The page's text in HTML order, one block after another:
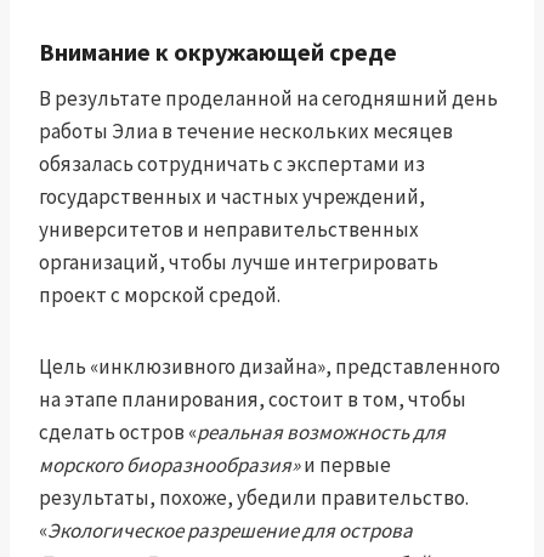
Внимание к окружающей среде
В результате проделанной на сегодняшний день
работы Элиа в течение нескольких месяцев
обязалась сотрудничать с экспертами из
государственных и частных учреждений,
университетов и неправительственных
организаций, чтобы лучше интегрировать
проект с морской средой.
Цель «инклюзивного дизайна», представленного
на этапе планирования, состоит в том, чтобы
сделать остров «реальная возможность для
морского биоразнообразия»и первые
результаты, похоже, убедили правительство.
«Экологическое разрешение для острова